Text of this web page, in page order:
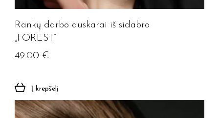
Rankų darbo auskarai iš sidabro
„FOREST”
49.00 €
Į krepšelį